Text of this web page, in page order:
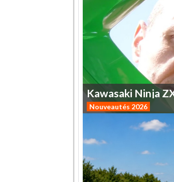
Kawasaki Ninja
Nouveautés 2026